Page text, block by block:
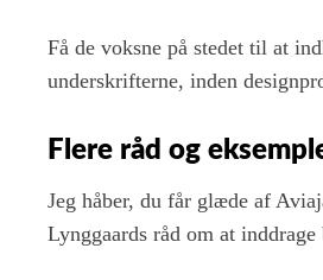
Få de voksne på stedet til at
underskrifterne, inden
Flere råd og
Jeg håber, du får glæde af
Lynggaards råd om at inddrage